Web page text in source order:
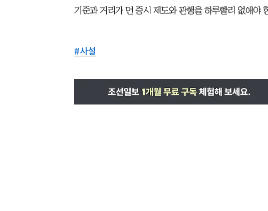
기준과 거리가 먼 증시 제도와 관행을 하루빨리 없애야
#사설